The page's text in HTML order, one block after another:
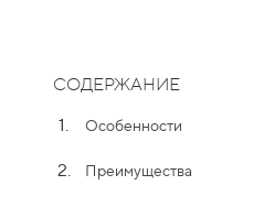
СОДЕРЖАНИЕ
1.
Особенности
2. Преимущества